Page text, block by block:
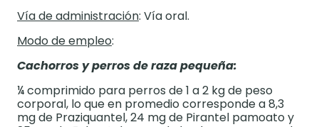
Vía de administración: Vía oral.
Modo de empleo:
Cachorros y perros de raza pequeña:
¼ comprimido para perros de 1 a 2 kg de peso
corporal, lo que en promedio corresponde a 8,3
mg de Praziquantel, 24 mg de Pirantel pamoato y